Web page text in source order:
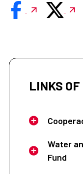
LINKS
Water
Fund